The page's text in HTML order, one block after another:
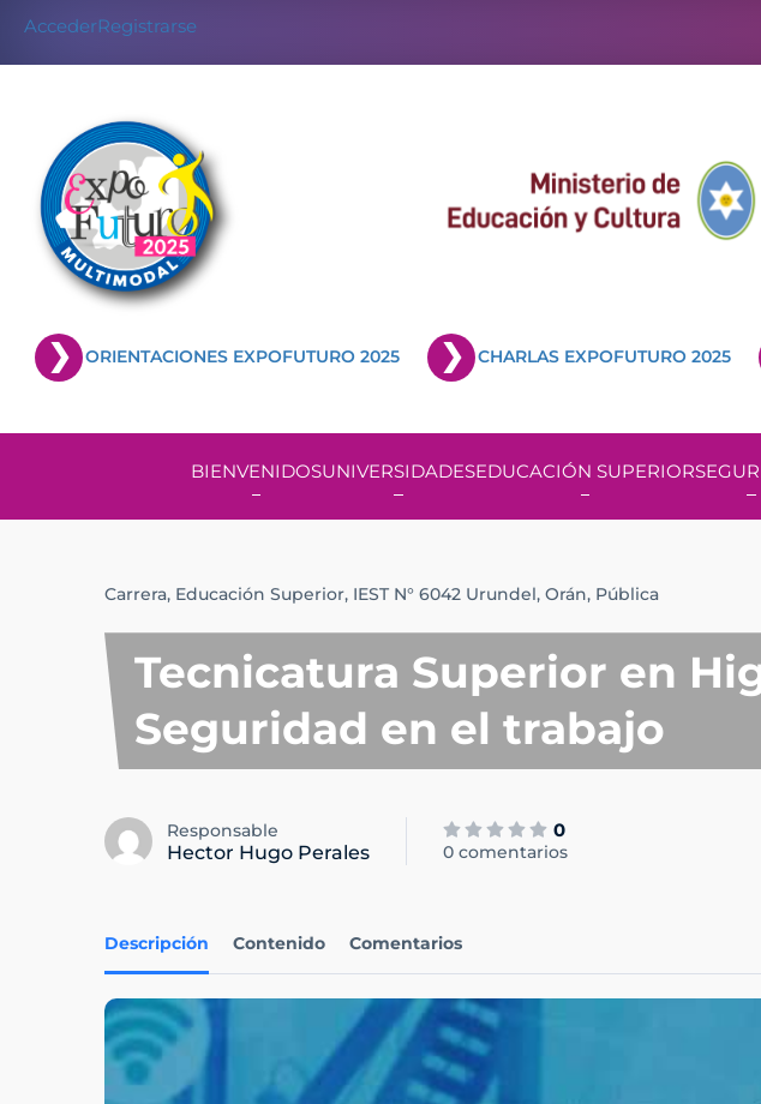
AccederRegistrarse
ORIENTACIONES EXPOFUTURO 2025 CHARLAS EXPOFUTURO 2025
BIENVENIDOSUNIVERSIDADESEDUCACIÓN SUPERIOR
Carrera, Educación Superior, IEST N° 6042 Urundel, Orán, Pública
Tecnicatura Superior en
Seguridad en el trabajo
Responsable
Hector Hugo Perales
0
0 comentarios
Descripción Contenido Comentarios